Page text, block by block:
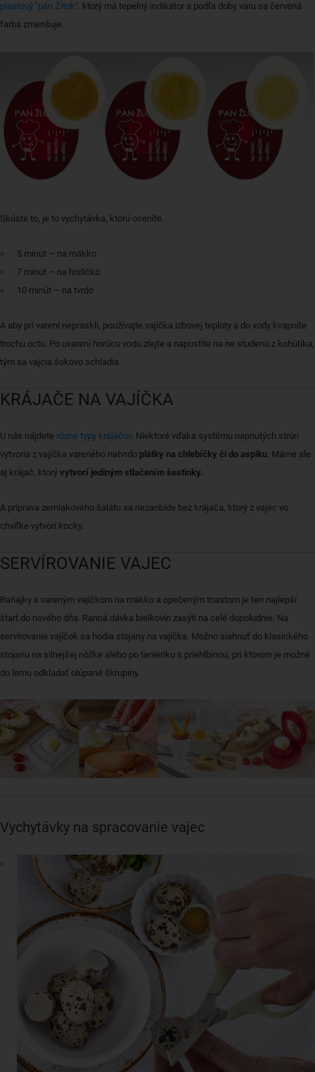
plastový "pán Žĺtok". ktorý má tepelný indikátor a podľa doby varu sa červená
farba zmenšuje.
Skúste to, je to vychytávka, ktorú oceníte.
5 minút – na mäkko
7 minút – na hniličko
10 minút – na tvrdo
A aby pri varení nepraskli, používajte vajíčka izbovej teploty a do vody kvapnite
trochu octu. Po uvarení horúcu vodu zlejte a napustite na ne studenú z kohútika,
tým sa vajcia šokovo schladia.
KRÁJAČE NA VAJÍČKA
U nás nájdete rôzne typy krájačov. Niektoré vďaka systému napnutých strún
vytvoria z vajíčka vareného natvrdo plátky na chlebíčky či do aspiku. Máme ale
aj krájač, ktorý vytvorí jediným stlačením šestinky.
A príprava zemiakového šalátu sa nezaobíde bez krájača, ktorý z vajec vo
chvíľke vytvorí kocky.
SERVÍROVANIE VAJEC
Raňajky s vareným vajíčkom na mäkko a opečeným toastom je ten najlepší
štart do nového dňa. Ranná dávka bielkovín zasýti na celé dopoludnie. Na
servírovanie vajíčok sa hodia stojany na vajíčka. Možno siahnuť do klasického
stojanu na silnejšej nôžke alebo po tanieriku s priehlbinou, pri ktorom je možné
do lemu odkladať olúpané škrupiny.
Vychytávky na spracovanie vajec